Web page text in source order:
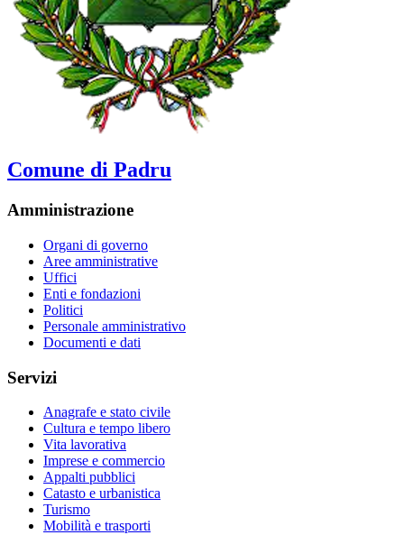
Comune di Padru
Amministrazione
Organi di governo
Aree amministrative
Uffici
Enti e fondazioni
Politici
Personale amministrativo
Documenti e dati
Servizi
Anagrafe e stato civile
Cultura e tempo libero
Vita lavorativa
Imprese e commercio
Appalti pubblici
Catasto e urbanistica
Turismo
Mobilità e trasporti